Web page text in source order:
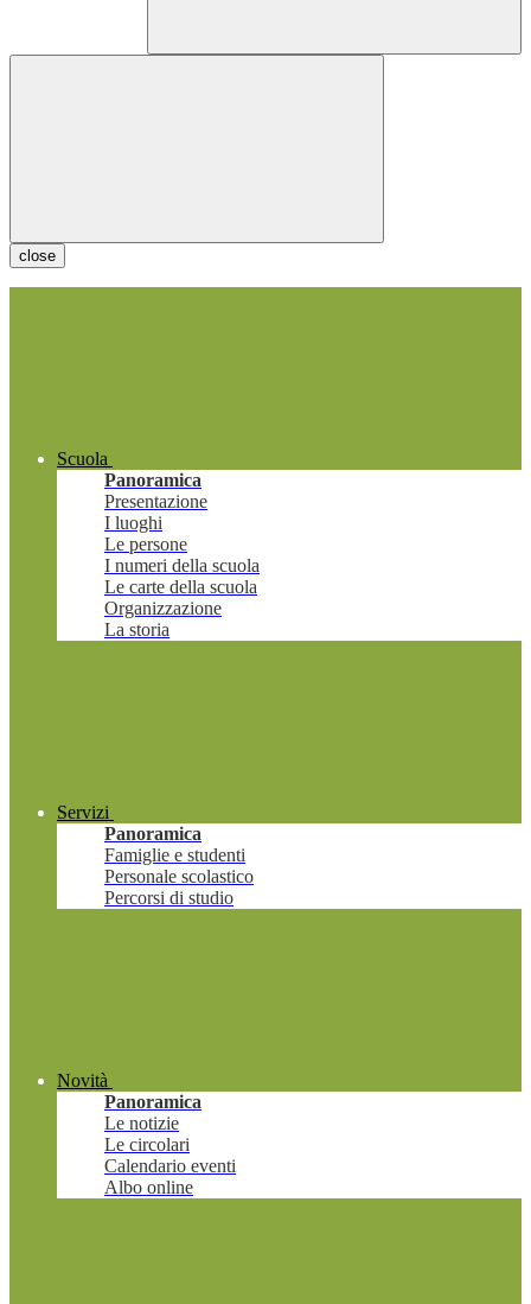
close
Scuola
Panoramica
Presentazione
I luoghi
Le persone
I numeri della scuola
Le carte della scuola
Organizzazione
La storia
Servizi
Panoramica
Famiglie e studenti
Personale scolastico
Percorsi di studio
Novità
Panoramica
Le notizie
Le circolari
Calendario eventi
Albo online